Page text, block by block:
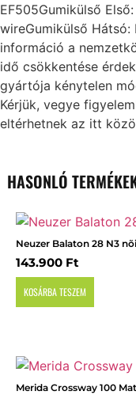
EF505Gumikülső
wireGumikülső Hátsó:
információ a
idő csökkentése
gyártója kénytelen
Kérjük, vegye
eltérhetnek az itt
HASONLÓ
Neuzer Balaton 28 N3
143.900 Ft
KOSÁRBA TESZEM
Merida Crossway 100